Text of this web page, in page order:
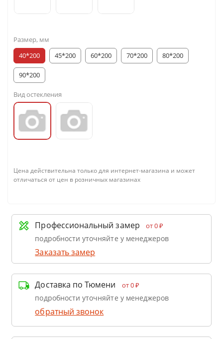
Размер, мм
40*200
45*200 60*200 70*200 80*200
90*200
Вид остекления
Цена действительна только для интернет-магазина и может
отличаться от цен в розничных магазинах
Профессиональный замер от 0 ₽
подробности уточняйте у менеджеров
Заказать замер
Доставка по Тюмени от 0 ₽
подробности уточняйте у менеджеров
обратный звонок